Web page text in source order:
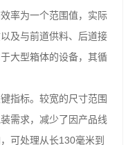
率为一个范围值，实际
及与前道供料、后道接
大型箱体的设备，其循
标。较宽的尺寸范围
需求，减少了因产品线
可处理从长130毫米到